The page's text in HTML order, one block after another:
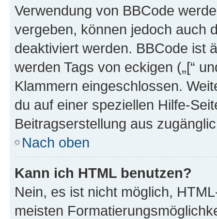
Verwendung von BBCode
vergeben, können jedoch auch
deaktiviert werden. BBCode ist
werden Tags von eckigen („[“
Klammern eingeschlossen.
du auf einer speziellen Hilfe-
Beitragserstellung aus
Nach oben
Kann ich HTML benutzen?
Nein, es ist nicht möglich,
meisten